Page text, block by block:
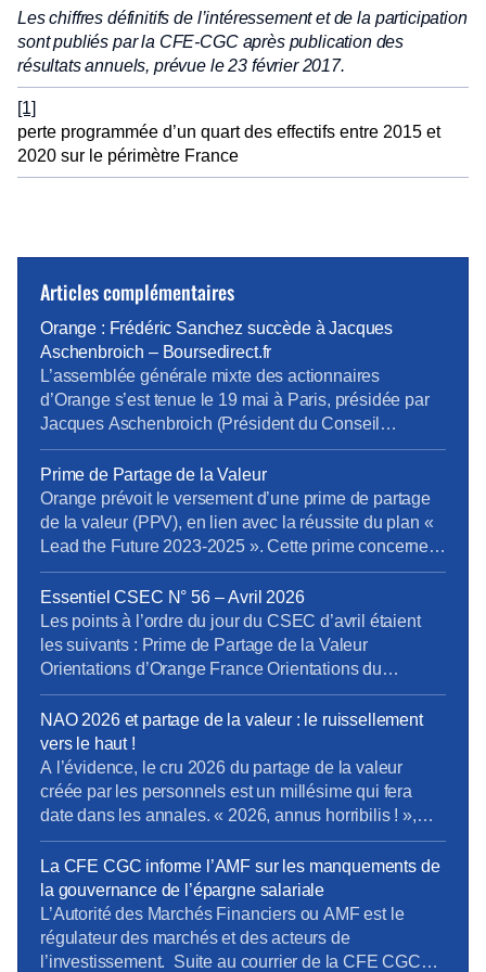
Les chiffres définitifs de l’intéressement et de la participation
sont publiés par la CFE-CGC après publication des
résultats annuels, prévue le 23 février 2017.
[1]
perte programmée d’un quart des effectifs entre 2015 et
2020 sur le périmètre France
Articles complémentaires
Orange : Frédéric Sanchez succède à Jacques
Aschenbroich – Boursedirect.fr
L’assemblée générale mixte des actionnaires
d’Orange s’est tenue le 19 mai à Paris, présidée par
Jacques Aschenbroich (Président du Conseil
d’administration), en présence de Christel
Heydemann (Directrice Générale), et du Conseil
d’administration. […] Toutes les résolutions
recommandées par le Conseil d’administration ont été
votées et approuvées par les actionnaires. S’agissant
Prime de Partage de la Valeur
Orange prévoit le versement d’une prime de partage
de la valeur (PPV), en lien avec la réussite du plan «
Lead the Future 2023-2025 ». Cette prime concernera
les salariés liés par un contrat de travail (CDI, CDD et
alternants), les fonctionnaires en activité et les
intérimaires à la date de signature de la décision […]
Essentiel CSEC N° 56 – Avril 2026
Les points à l’ordre du jour du CSEC d’avril étaient
les suivants : Prime de Partage de la Valeur
Orientations d’Orange France Orientations du
domaine Boucles Locales et Interventions (BLI)
Orientations de la Direction Entreprises France Projet
de cession de Globecast Holding Retrouvez
L’Essentiel du CSEC d’Avril
NAO 2026 et partage de la valeur : le ruissellement
vers le haut !
A l’évidence, le cru 2026 du partage de la valeur
créée par les personnels est un millésime qui fera
date dans les annales. « 2026, annus horribilis ! »,
telle pourrait être la clameur poussée à l’unisson par
les personnels Orange, malmenés et désabusés face
à une redistribution de la valeur peau de chagrin. Et
[…]
La CFE CGC informe l’AMF sur les manquements de
la gouvernance de l’épargne salariale
L’Autorité des Marchés Financiers ou AMF est le
régulateur des marchés et des acteurs de
l’investissement. Suite au courrier de la CFE CGC